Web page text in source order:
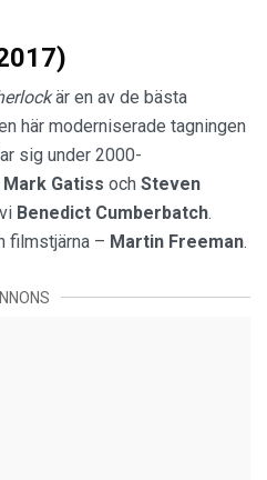
är en av de bästa
här moderniserade tagningen
sig under 2000-
Mark Gatiss och Steven
Benedict Cumberbatch.
filmstjärna – Martin Freeman.